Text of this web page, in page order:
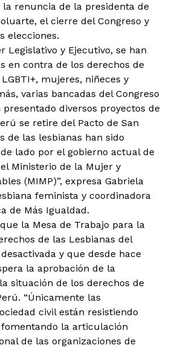
renuncia de la presidenta de
el cierre del Congreso y
elecciones.
Legislativo y Ejecutivo, se han
en contra de los derechos de
mujeres, niñeces y
varias bancadas del Congreso
diversos proyectos de
se retire del Pacto de San
de las lesbianas han sido
lado por el gobierno actual de
Ministerio de la Mujer y
(MIMP)”, expresa Gabriela
feminista y coordinadora
de Más Igualdad.
la Mesa de Trabajo para la
de las Lesbianas del
y que desde hace
la aprobación de la
situación de los derechos de
“Únicamente las
civil están resistiendo
la articulación
de las organizaciones de